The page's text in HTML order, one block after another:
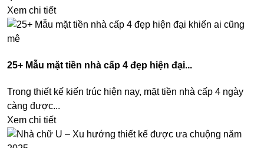
Xem chi tiết
25+ Mẫu mặt tiền nhà cấp 4 đẹp hiện đại...
Trong thiết kế kiến trúc hiện nay, mặt tiền nhà cấp 4 ngày
càng được...
Xem chi tiết